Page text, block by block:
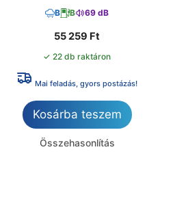
B B 69 dB
55 259 Ft
✓ 22 db raktáron
Mai feladás, gyors postázás!
Kosárba teszem
Összehasonlítás